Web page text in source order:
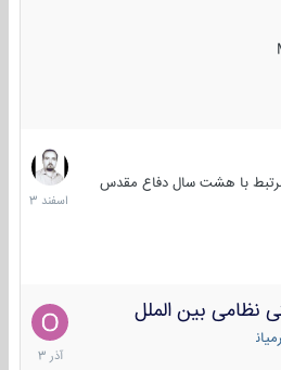
با هشت سال دفاع مقدس
20
اسفند
1403
نظامی بین الملل
21
آذر
1403